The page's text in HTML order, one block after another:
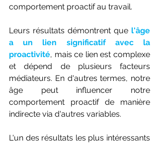
comportement proactif au travail.
Leurs résultats démontrent que l'âge
a un lien significatif avec la
proactivité, mais ce lien est complexe
et dépend de plusieurs facteurs
médiateurs. En d'autres termes, notre
âge peut influencer notre
comportement proactif de manière
indirecte via d'autres variables.
L'un des résultats les plus intéressants